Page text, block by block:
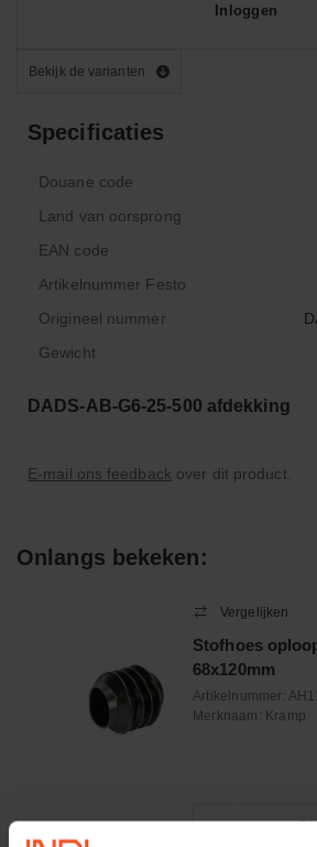
Bekijk de varianten
Specificaties
Douane code
Land van oorsprong
EAN code
Artikelnummer Festo
Origineel nummer
Gewicht
DADS-AB-G6-25-500 afdekking
E-mail ons feedback over dit product.
Inloggen
Onlangs bekeken:
Vergelijken
Stofhoes
68x120mm
Artikelnummer:
Merknaam: Kramp
− EA